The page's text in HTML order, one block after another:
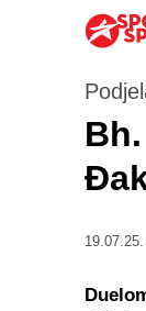
19.07.25.